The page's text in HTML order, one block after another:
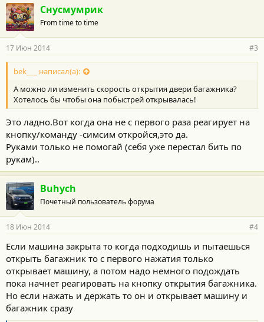
Снусмумрик
From time to time
17 Июн 2014 #3
bek___ написал(а):
А можно ли изменить скорость открытия двери багажника?
Хотелось бы чтобы она побыстрей открывалась!
Это ладно.Вот когда она не с первого раза реагирует на
кнопку/команду -симсим откройся,это да.
Руками только не помогай (себя уже перестал бить по
рукам)..
Buhych
Почетный пользователь форума
18 Июн 2014 #4
Если машина закрыта то когда подходишь и пытаешься
открыть багажник то с первого нажатия только
открывает машину, а потом надо немного подождать
пока начнет реагировать на кнопку открытия багажника.
Но если нажать и держать то он и открывает машину и
багажник сразу